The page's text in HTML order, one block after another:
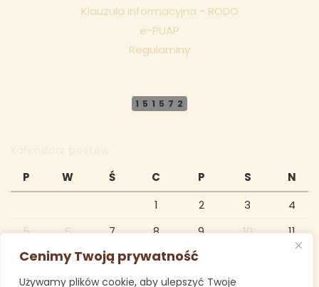
Cenimy Twoją prywatność
Używamy plików cookie, aby ulepszyć Twoje
Klauzula informacyjna - RODO
e-PUAP
Regulaminy
151572
P W Ś C P S
N
1
2 3
4
5
6 7 8 9 10
11
12
13 14 15 16
19
20 21 22 23